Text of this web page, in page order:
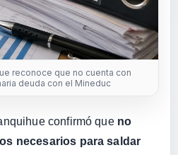
reconoce que no cuenta con
deuda con el Mineduc
confirmó que no
necesarios para saldar